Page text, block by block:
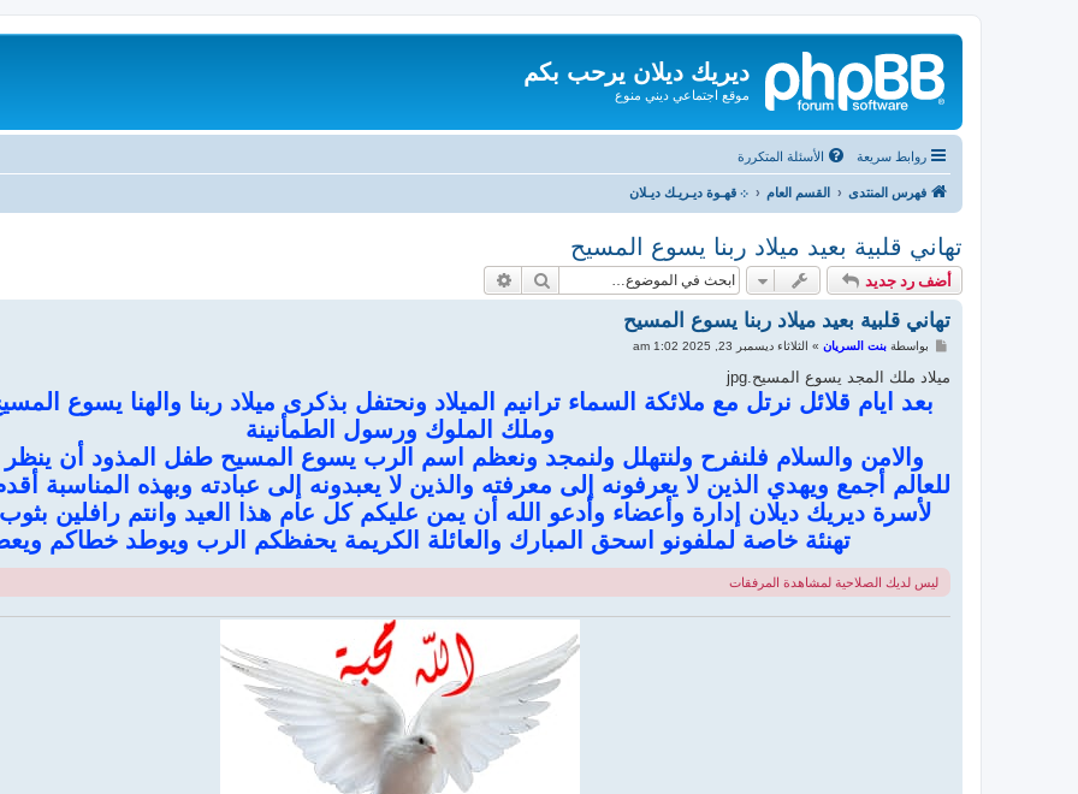
ديريك ديلان يرحب بكم
موقع اجتماعي ديني منوع
روابط سريعة الأسئلة المتكررة
فهرس المنتدى القسم العام ܀ قهـوة ديـريـك ديـلان
تهاني قلبية بعيد ميلاد ربنا يسوع المسيح
أضف رد جديد بحث
تهاني قلبية بعيد ميلاد ربنا يسوع المسيح
ا
ك
ة
بواسطة بنت السريان» الثلاثاء ديسمبر 23, 2025 1:02 am
ميلاد ملك المجد يسوع المسيح.jpg
بعد ايام قلائل نرتل مع ملائكة السماء ترانيم الميلاد ونحتفل بذكرى ميلاد ربنا والهنا يسوع
وملك الملوك ورسول الطمأنينة
والامن والسلام فلنفرح ولنتهلل ولنمجد ونعظم اسم الرب يسوع المسيح طفل المذود أن ينظر
للعالم أجمع ويهدي الذين لا يعرفونه إلى معرفته والذين لا يعبدونه إلى عبادته وبهذه المناسبة
لأسرة ديريك ديلان إدارة وأعضاء وأدعو الله أن يمن عليكم كل عام هذا العيد وانتم رافلين بثوب
تهنئة خاصة لملفونو اسحق المبارك والعائلة الكريمة يحفظكم الرب ويوطد خطاكم
ليس لديك الصلاحية لمشاهدة المرفقات